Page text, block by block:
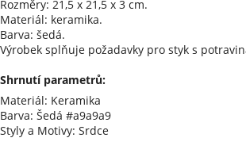
Rozměry: 21,5 x 21,5 x 3 cm.
Materiál: keramika.
Barva: šedá.
Výrobek splňuje požadavky pro styk s
Shrnutí parametrů:
Materiál: Keramika
Barva: Šedá #a9a9a9
Styly a Motivy: Srdce